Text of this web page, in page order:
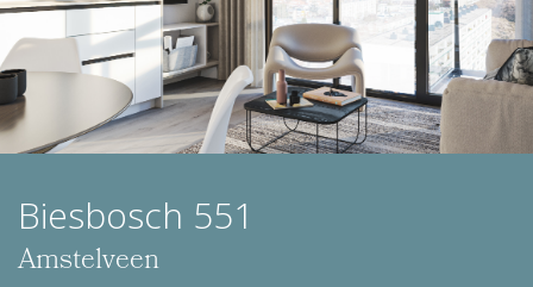
Biesbosch 551
Amstelveen